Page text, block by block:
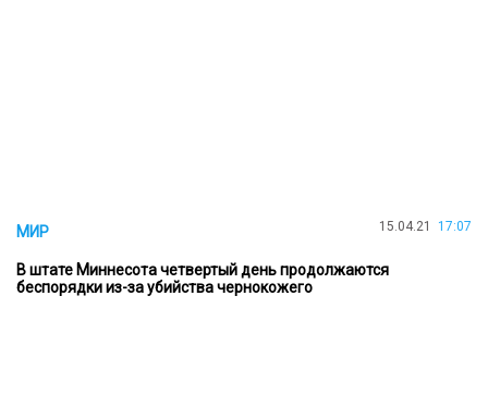
МИР 15.04.21 17:07
В штате Миннесота четвертый день продолжаются
беспорядки из-за убийства чернокожего